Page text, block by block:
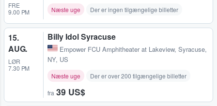
FRE
9.00 PM
Næste uge Der er ingen tilgængelige billetter
15.
AUG.
LØR
7.30 PM
Billy Idol Syracuse
Empower FCU Amphitheater at Lakeview, Syracuse,
NY, US
Næste uge Der er over 200 tilgængelige billetter
fra 39 US$